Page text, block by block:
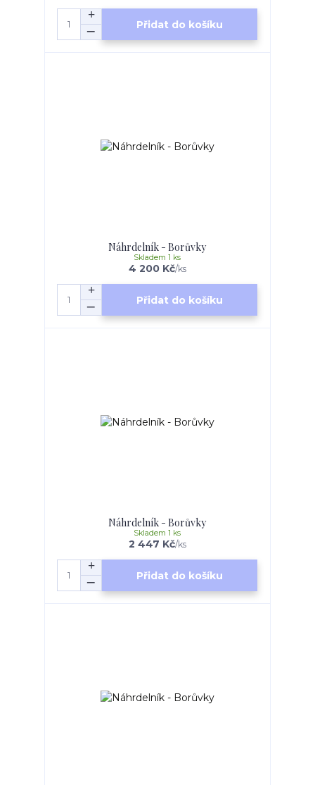
Přidat do košíku
Náhrdelník - Borůvky
4 200 Kč/ks
Skladem 1 ks
Přidat do košíku
Náhrdelník - Borůvky
2 447 Kč/ks
Skladem 1 ks
Přidat do košíku